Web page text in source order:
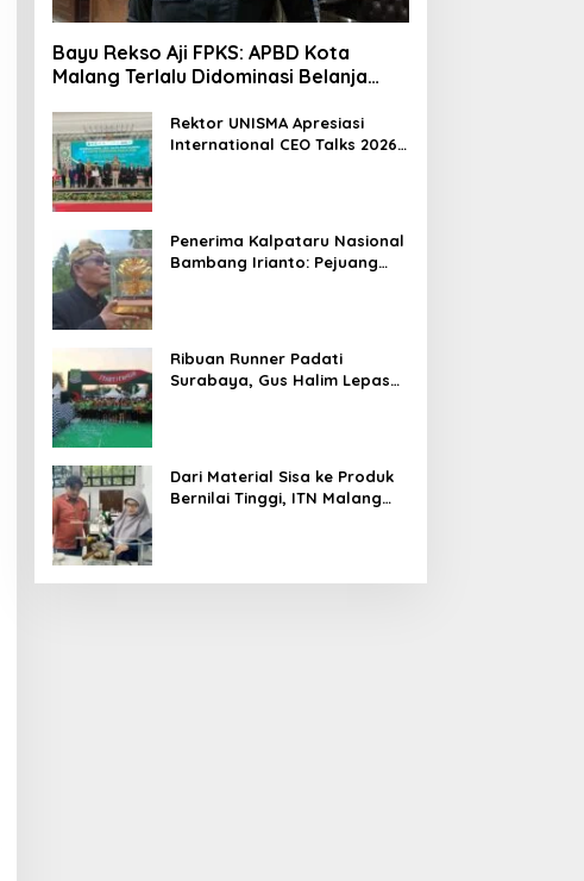
Bayu Rekso Aji FPKS: APBD Kota
Malang Terlalu Didominasi Belanja
Hasil
Rektor UNISMA Apresiasi
International CEO Talks 2026,
Penerima Kalpataru Nasional
Bambang Irianto: Pejuang
Ribuan Runner Padati
Surabaya, Gus Halim Lepas
Dari Material Sisa ke Produk
Bernilai Tinggi, ITN Malang